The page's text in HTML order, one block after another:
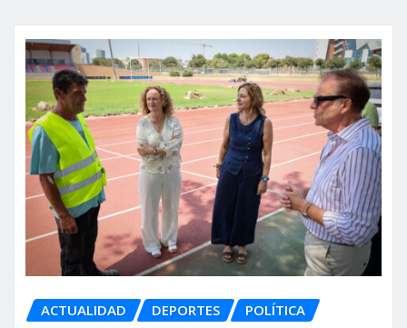
ACTUALIDAD DEPORTES POLÍTICA